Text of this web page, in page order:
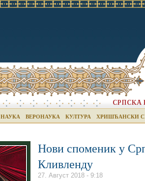
НАУКА ВЕРОНАУКА КУЛТУРА ХРИШЋАНСКИ
Нови споменик у
Кливленду
27. Август 2018 - 9:18